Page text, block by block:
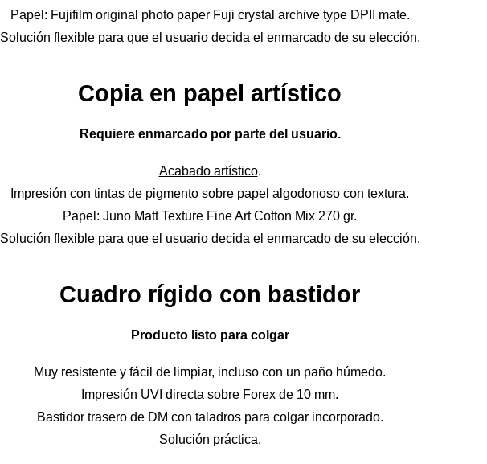
Papel: Fujifilm original photo paper Fuji crystal archive type DPII mate.
Solución flexible para que el usuario decida el enmarcado de su elección.
Copia en papel artístico
Requiere enmarcado por parte del usuario.
Acabado artístico.
Impresión con tintas de pigmento sobre papel algodonoso con textura.
Papel: Juno Matt Texture Fine Art Cotton Mix 270 gr.
Solución flexible para que el usuario decida el enmarcado de su elección.
Cuadro rígido con bastidor
Producto listo para colgar
Muy resistente y fácil de limpiar, incluso con un paño húmedo.
Impresión UVI directa sobre Forex de 10 mm.
Bastidor trasero de DM con taladros para colgar incorporado.
Solución práctica.